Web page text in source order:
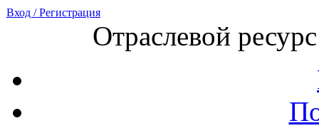
Вход / Регистрация
Отраслевой